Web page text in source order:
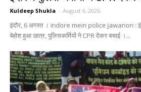
Kuldeep Shukla - August 6, 2026
इंदौर, 6 अगस्त । indore mein police jawanon :
बेहोश हुआ छात्र, पुलिसकर्मियों ने CPR देकर बचाई ।...